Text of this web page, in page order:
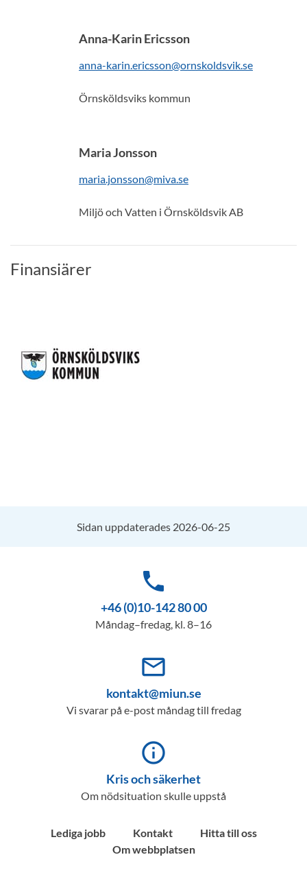
Anna-Karin Ericsson
anna-karin.ericsson@ornskoldsvik.se
Örnsköldsviks kommun
Maria Jonsson
maria.jonsson@miva.se
Miljö och Vatten i Örnsköldsvik AB
Finansiärer
Sidan uppdaterades 2026-06-25
phone
+46 (0)10-142 80 00
Måndag–fredag, kl. 8–16
mail_outline
kontakt@miun.se
Vi svarar på e-post måndag till fredag
info_outline
Kris och säkerhet
Om nödsituation skulle uppstå
Lediga jobb Kontakt
Hitta till oss
Om webbplatsen